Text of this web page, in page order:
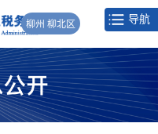
柳州 柳北区 导航